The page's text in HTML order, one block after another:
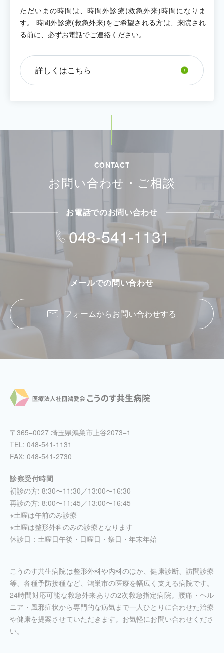
休診情報（64）
新型コロナウイルス（15）
大切なお知らせ（20）
外来診療担当医表（62）
CONTACT
お問い合わせ・ご相談
お電話でのお問い合わせ
048-541-1131
メールでの問い合わせ
フォームからお問い合わせする
〒365−0027 埼玉県鴻巣市上谷2073−1
TEL: 048-541-1131
FAX: 048-541-2730
診察受付時間
初診の方: 8:30〜11:30／13:00〜16:30
再診の方: 8:00〜11:45／13:00〜16:45
※土曜は午前のみ診療
※土曜は整形外科のみの診療となります
休診日：土曜日午後・日曜日・祭日・年末年始
こうのす共生病院は整形外科や内科のほか、健康診断、訪問診療
等、各種予防接種など、鴻巣市の医療を幅広く支える病院です。
24時間対応可能な救急外来ありの2次救急指定病院。腰痛・ヘル
ニア・風邪症状から専門的な病気まで一人ひとりに合わせた治療
や健康を提案させていただきます。お気軽にお問い合わせくださ
い。
ただいまの時間は、時間外診療(救急外来)時間になりま
す。 時間外診療(救急外来)をご希望される方は、来院され
る前に、必ずお電話でご連絡ください。
詳しくはこちら